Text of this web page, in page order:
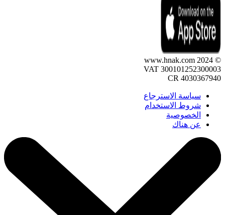
© 2024 www.hnak.com
VAT 300101252300003
CR 4030367940
سياسة الاسترجاع
شروط الاستخدام
الخصوصية
عن هناك